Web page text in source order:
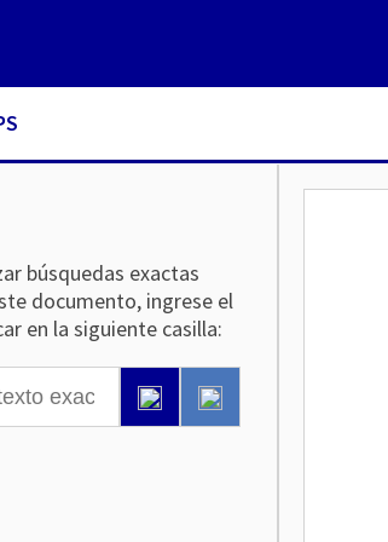
búsquedas exactas
documento, ingrese el
en la siguiente casilla: